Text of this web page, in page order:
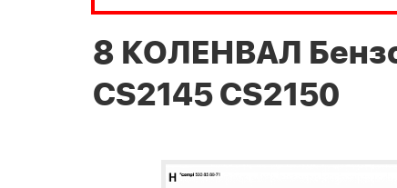
8 КОЛЕНВАЛ
CS2145 CS2150